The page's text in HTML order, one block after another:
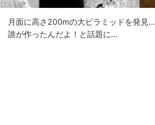
月面に高さ200mの大ピラミッドを発見…
誰が作ったんだよ！と話題に…